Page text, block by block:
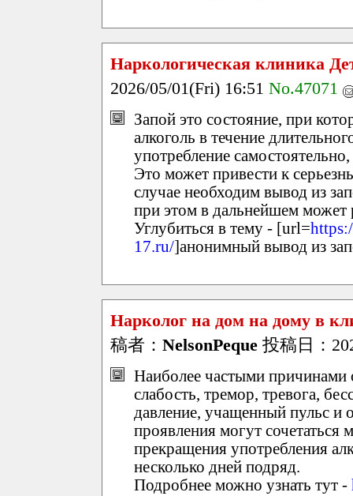
Наркологическая клиника
2026/05/01(Fri) 16:51 No.47071
Запой это состояние, при
алкоголь в течение
употребление
Это может привести к
случае необходим вывод из
при этом в дальнейшем может
Углубиться в тему - [url=
17.ru/]анонимный вывод из
Нарколог на дом на дому в
稿者： NelsonPeque 投稿日：
Наиболее частыми причинами
слабость, тремор, тревога,
давление, учащенный пульс
проявления могут сочетаться
прекращения употребления
несколько дней подряд.
Подробнее можно узнать тут -